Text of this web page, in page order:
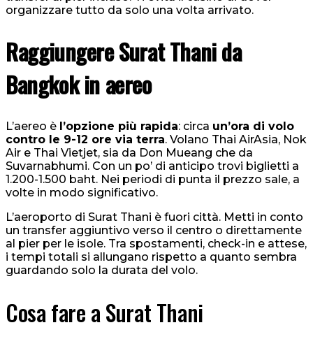
organizzare tutto da solo una volta arrivato.
Raggiungere Surat Thani da
Bangkok in aereo
L’aereo è l’opzione più rapida: circa un’ora di volo
contro le 9-12 ore via terra. Volano Thai AirAsia, Nok
Air e Thai Vietjet, sia da Don Mueang che da
Suvarnabhumi. Con un po’ di anticipo trovi biglietti a
1.200-1.500 baht. Nei periodi di punta il prezzo sale, a
volte in modo significativo.
L’aeroporto di Surat Thani è fuori città. Metti in conto
un transfer aggiuntivo verso il centro o direttamente
al pier per le isole. Tra spostamenti, check-in e attese,
i tempi totali si allungano rispetto a quanto sembra
guardando solo la durata del volo.
Cosa fare a Surat Thani